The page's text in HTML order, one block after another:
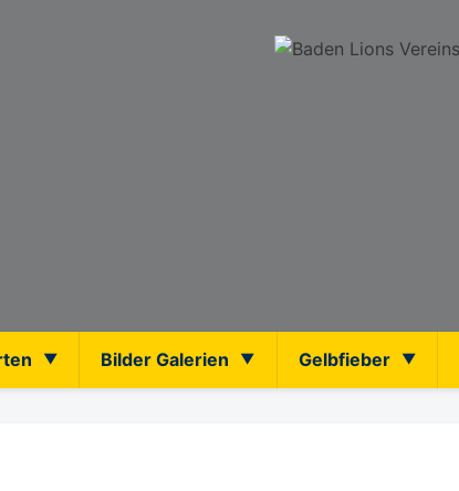
Bilder Galerien Gelbfieber